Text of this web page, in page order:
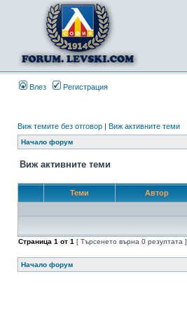
Влез Регистрация
Виж темите без отговор | Виж активните теми
Начало форум
Виж активните теми
Теми Автор
Страница 1 от 1 [ Търсенето върна 0 резултата ]
Начало форум